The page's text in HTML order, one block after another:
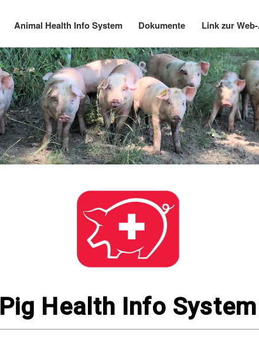
zum
MainAnimal Health Info System Dokumente Link zur
Pig Health Info System